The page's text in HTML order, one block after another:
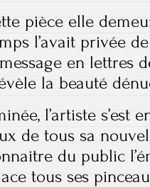
pièce elle
l’avait privée
en lettres
la beauté
l’artiste s’est
de tous sa
du public
tous ses